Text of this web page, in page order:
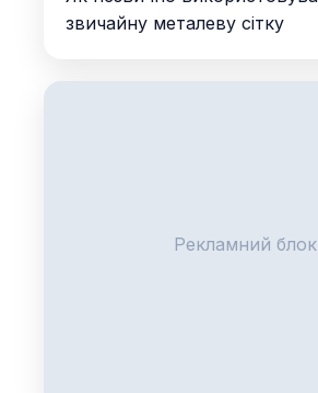
звичайну металеву сітку
Рекламний блок